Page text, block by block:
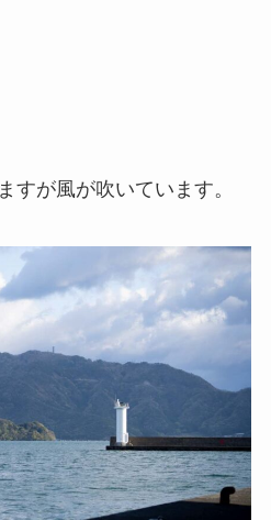
すが風が吹いています。